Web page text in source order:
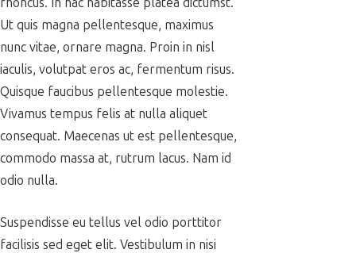
Ut quis magna pellentesque, maximus
nunc vitae, ornare magna. Proin in nisl
iaculis, volutpat eros ac, fermentum risus.
Quisque faucibus pellentesque molestie.
Vivamus tempus felis at nulla aliquet
consequat. Maecenas ut est pellentesque,
commodo massa at, rutrum lacus. Nam id
odio nulla.
Suspendisse eu tellus vel odio porttitor
facilisis sed eget elit. Vestibulum in nisi